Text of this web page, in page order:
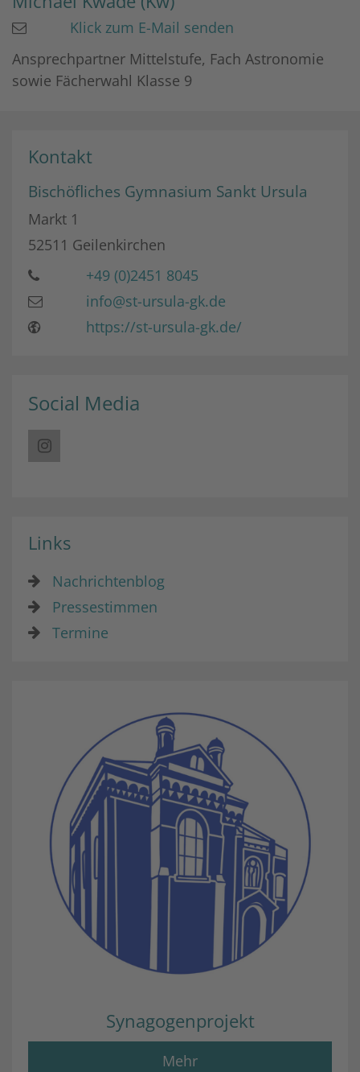
Klick zum E-Mail senden
Ansprechpartner Mittelstufe, Fach Astronomie
sowie Fächerwahl Klasse 9
Kontakt
Bischöfliches Gymnasium Sankt Ursula
Markt 1
52511 Geilenkirchen
+49 (0)2451 8045
info@st-ursula-gk.de
https://st-ursula-gk.de/
Social Media
Links
Nachrichtenblog
Pressestimmen
Termine
Synagogenprojekt
Mehr